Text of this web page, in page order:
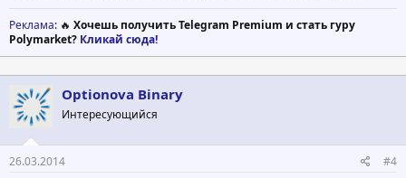
Реклама: 🔥 Хочешь получить Telegram Premium и стать гуру
Polymarket? Кликай сюда!
Optionova Binary
Интересующийся
26.03.2014 #4